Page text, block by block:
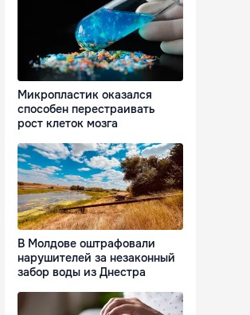
Микропластик оказался
способен перестраивать
рост клеток мозга
В Молдове оштрафовали
нарушителей за незаконный
забор воды из Днестра